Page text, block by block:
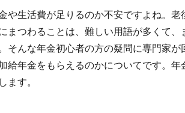
や生活費が足りるのか不安ですよね。
まつわることは、難しい用語が多くて
そんな年金初心者の方の疑問に専門家
給年金をもらえるのかについてです。
ます。